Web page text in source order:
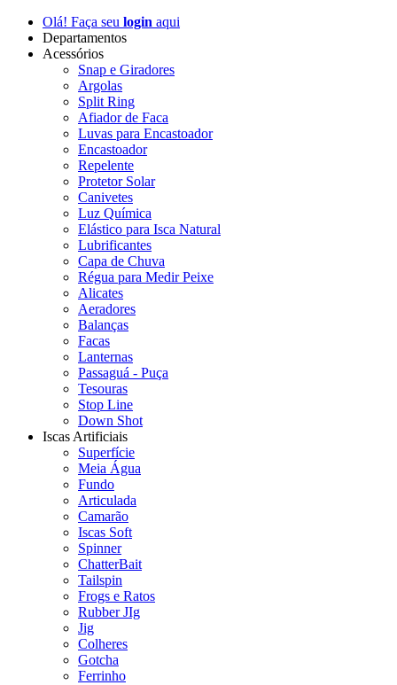
Olá! Faça seu login aqui
Departamentos
Acessórios
Snap e Giradores
Argolas
Split Ring
Afiador de Faca
Luvas para Encastoador
Encastoador
Repelente
Protetor Solar
Canivetes
Luz Química
Elástico para Isca Natural
Lubrificantes
Capa de Chuva
Régua para Medir Peixe
Alicates
Aeradores
Balanças
Facas
Lanternas
Passaguá - Puça
Tesouras
Stop Line
Down Shot
Iscas Artificiais
Superfície
Meia Água
Fundo
Articulada
Camarão
Iscas Soft
Spinner
ChatterBait
Tailspin
Frogs e Ratos
Rubber JIg
Jig
Colheres
Gotcha
Ferrinho